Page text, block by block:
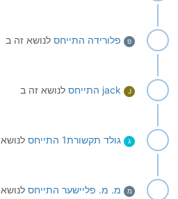
פ פלורידה התייחס לנושא זה ב
J
jack התייחס לנושא זה ב
ג גולד תקשורת1 התייחס
מ מ. מ. פליישער התייחס